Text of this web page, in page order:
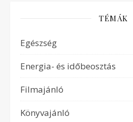
TÉMÁK
Egészség
Energia- és időbeosztás
Filmajánló
Könyvajánló